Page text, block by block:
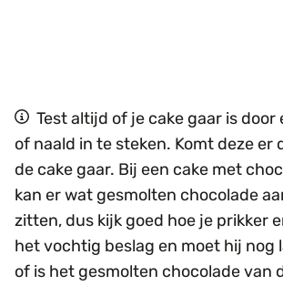
Test altijd of je cake gaar is door
of naald in te steken. Komt deze er
de cake gaar. Bij een cake met
kan er wat gesmolten chocolade
zitten, dus kijk goed hoe je prikker
het vochtig beslag en moet hij nog
of is het gesmolten chocolade van